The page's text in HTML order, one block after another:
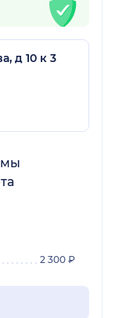
д 10 к 3
2 300 ₽